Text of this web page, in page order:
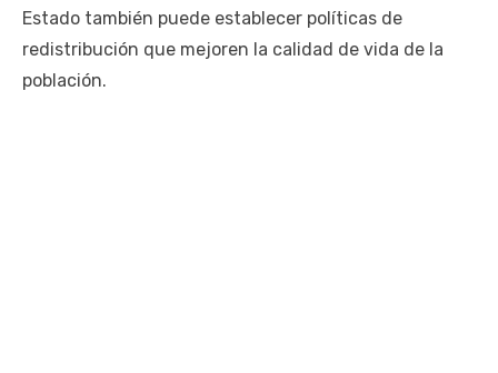
Estado también puede establecer políticas de
redistribución que mejoren la calidad de vida de la
población.